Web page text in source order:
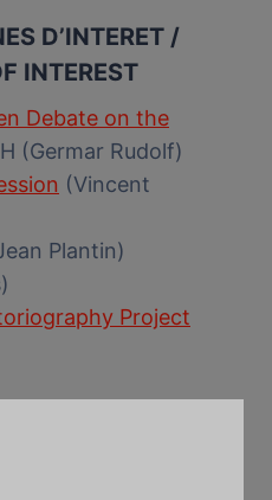
D’INTERET /
INTEREST
Debate on the
(Germar Rudolf)
(Vincent
Plantin)
Project